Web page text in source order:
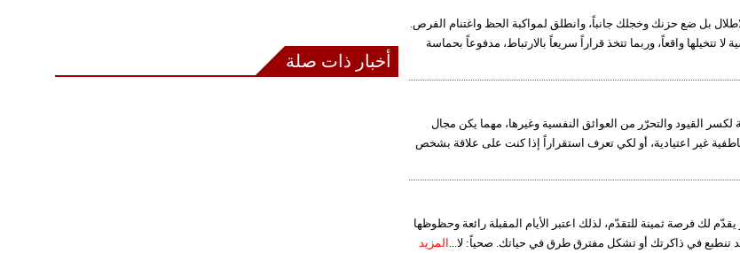
بل ضع حزنك وخجلك جانباً، وانطلق لمواكبة الحظ واغتنام الفرص.
واقعاً، وربما تتخذ قراراً سريعاً بالارتباط، مدفوعاً بحماسة
لكسر القيود والتحرّر من العوائق النفسية وغيرها، مهما يكن مجال
غير اعتيادية، أو لكي تعرف استقراراً إذا كنت على علاقة بشخص
لك فرصة ثمينة للتقدّم، لذلك اعتبر الأيام المقبلة رائعة وحظوظها
تنطبع في ذاكرتك أو تشكل مفترق طرق في حياتك. صحياً: لا... المزيد
أخبار ذات صلة